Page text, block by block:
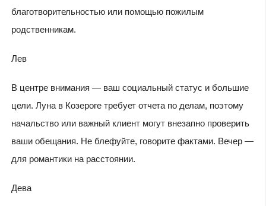
благотворительностью или помощью пожилым
родственникам.
Лев
В центре внимания — ваш социальный статус и большие
цели. Луна в Козероге требует отчета по делам, поэтому
начальство или важный клиент могут внезапно проверить
ваши обещания. Не блефуйте, говорите фактами. Вечер —
для романтики на расстоянии.
Дева